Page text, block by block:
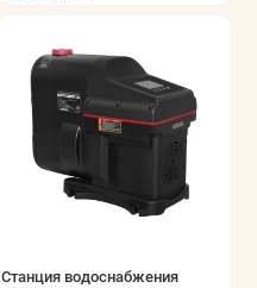
Станция водоснабжения